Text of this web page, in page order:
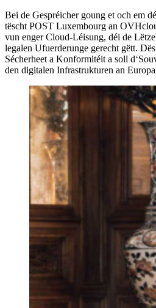
Bei de Gespréicher goung et och em
tëscht POST Luxembourg an
vun enger Cloud-Léisung, déi de
legalen Ufuerderunge gerecht gëtt.
Sécherheet a Konformitéit a soll
den digitalen Infrastrukturen an Europa